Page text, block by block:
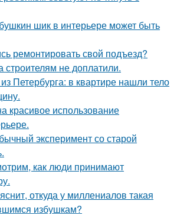
шик в интерьере может быть
ремонтировать свой подъезд?
строителям не доплатили.
Петербурга: в квартире нашли тело
красивое использование
эксперимент со старой
как люди принимают
откуда у миллениалов такая
избушкам?